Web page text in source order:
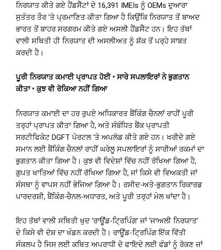
ਨਿਰਯਾਤ ਕੀਤੇ ਗਏ ਹੈਂਡਸੈੱਟਾਂ ਦੇ 16,391 IMEIs ਨੂੰ OEMs ਦੁਆਰਾ
ਸੁਤੰਤਰ ਤੌਰ ‘ਤੇ ਪ੍ਰਮਾਣਿਤ ਕੀਤਾ ਗਿਆ ਹੈ ਕਿਉਂਕਿ ਨਿਰਯਾਤ ਤੋਂ ਬਾਅਦ
ਭਾਰਤ ਤੋਂ ਬਾਹਰ ਸਰਗਰਮ ਕੀਤੇ ਗਏ ਅਸਲੀ ਹੈਂਡਸੈੱਟ ਹਨ। ਇਹ ਤੱਥਾਂ
ਵਾਲੀ ਸਥਿਤੀ ਹੀ ਨਿਰਯਾਤ ਦੀ ਅਸਲੀਅਤ ਨੂੰ ਸ਼ੱਕ ਤੋਂ ਪਰ੍ਹੇ ਸਾਬਤ
ਕਰਦੀ ਹੈ।
ਪੂਰੀ ਨਿਰਯਾਤ ਕਮਾਈ ਪ੍ਰਾਪਤ ਹੋਈ • ਸਾਰੇ ਸਪਲਾਇਰਾਂ ਨੇ ਭੁਗਤਾਨ
ਕੀਤਾ • ਕੁਝ ਵੀ ਰੋਕਿਆ ਨਹੀਂ ਗਿਆ
ਨਿਰਯਾਤ ਕਮਾਈ ਦਾ ਹਰ ਰੁਪਏ ਅਧਿਕਾਰਤ ਬੈਂਕਿੰਗ ਚੈਨਲਾਂ ਰਾਹੀਂ ਪੂਰੀ
ਤਰ੍ਹਾਂ ਪ੍ਰਾਪਤ ਕੀਤਾ ਗਿਆ ਹੈ, ਅਤੇ ਸੰਬੰਧਿਤ ਬੈਂਕ ਪ੍ਰਾਪਤੀ
ਸਰਟੀਫਿਕੇਟ DGFT ਪੋਰਟਲ ‘ਤੇ ਅਪਲੋਡ ਕੀਤੇ ਗਏ ਹਨ। ਖਰੀਦੇ ਗਏ
ਸਮਾਨ ਲਈ ਬੈਂਕਿੰਗ ਚੈਨਲਾਂ ਰਾਹੀਂ ਘਰੇਲੂ ਸਪਲਾਇਰਾਂ ਨੂੰ ਸਾਰੀਆਂ ਰਕਮਾਂ ਦਾ
ਭੁਗਤਾਨ ਕੀਤਾ ਗਿਆ ਹੈ। ਕੁਝ ਵੀ ਵਿਦੇਸ਼ਾਂ ਵਿੱਚ ਨਹੀਂ ਰੱਖਿਆ ਗਿਆ ਹੈ,
ਗੁਪਤ ਖਾਤਿਆਂ ਵਿੱਚ ਨਹੀਂ ਰੱਖਿਆ ਗਿਆ ਹੈ, ਜਾਂ ਕਿਸੇ ਵੀ ਵਿਅਕਤੀ ਜਾਂ
ਸੰਸਥਾ ਨੂੰ ਵਾਪਸ ਨਹੀਂ ਭੇਜਿਆ ਗਿਆ ਹੈ। ਰਸੀਦ-ਅਤੇ-ਭੁਗਤਾਨ ਰਿਕਾਰਡ
ਪਾਰਦਰਸ਼ੀ, ਬੈਂਕਿੰਗ-ਚੈਨਲ-ਅਧਾਰਤ, ਅਤੇ ਪੂਰੀ ਤਰ੍ਹਾਂ ਮੇਲ ਖਾਂਦਾ ਹੈ।
ਇਹ ਤੱਥਾਂ ਵਾਲੀ ਸਥਿਤੀ ਖੁਦ ‘ਰਾਊਂਡ-ਟ੍ਰਿਪਿੰਗ’ ਜਾਂ ‘ਜਾਅਲੀ ਨਿਰਯਾਤ’
ਦੇ ਕਿਸੇ ਵੀ ਦੋਸ਼ ਦਾ ਖੰਡਨ ਕਰਦੀ ਹੈ। ਰਾਊਂਡ-ਟ੍ਰਿਪਿੰਗ ਇੱਕ ਵਿੱਤੀ
ਸੰਕਲਪ ਹੈ ਜਿਸ ਲਈ ਕਥਿਤ ਅਪਰਾਧੀ ਦੇ ਫਾਇਦੇ ਲਈ ਫੰਡਾਂ ਨੂੰ ਰੋਕਣ ਜਾਂ